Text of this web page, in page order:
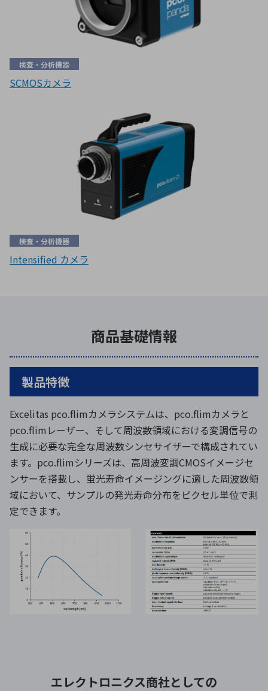
検査・分析機器
SCMOSカメラ
検査・分析機器
Intensified カメラ
商品基礎情報
製品特徴
Excelitas pco.flimカメラシステムは、pco.flimカメラと
pco.flimレーザー、そして周波数領域における変調信号の
生成に必要な完全な周波数シンセサイザーで構成されてい
ます。pco.flimシリーズは、高周波変調CMOSイメージセ
ンサーを搭載し、蛍光寿命イメージングに適した周波数領
域において、サンプルの発光寿命分布をピクセル単位で測
定できます。
エレクトロニクス商社としての